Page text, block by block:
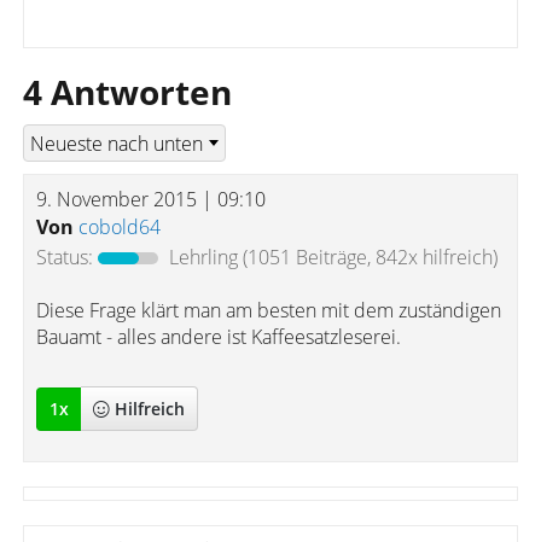
4 Antworten
9. November 2015 | 09:10
Von cobold64
Status:
Lehrling(1051 Beiträge, 842x hilfreich)
Diese Frage klärt man am besten mit dem zuständigen
Bauamt - alles andere ist Kaffeesatzleserei.
1x Hilfreich